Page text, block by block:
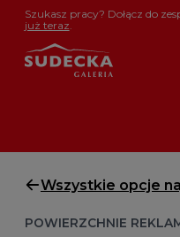
Przejdź do treści
Szukasz pracy? Dołącz do
już teraz.
Wszystkie opcje
POWIERZCHNIE